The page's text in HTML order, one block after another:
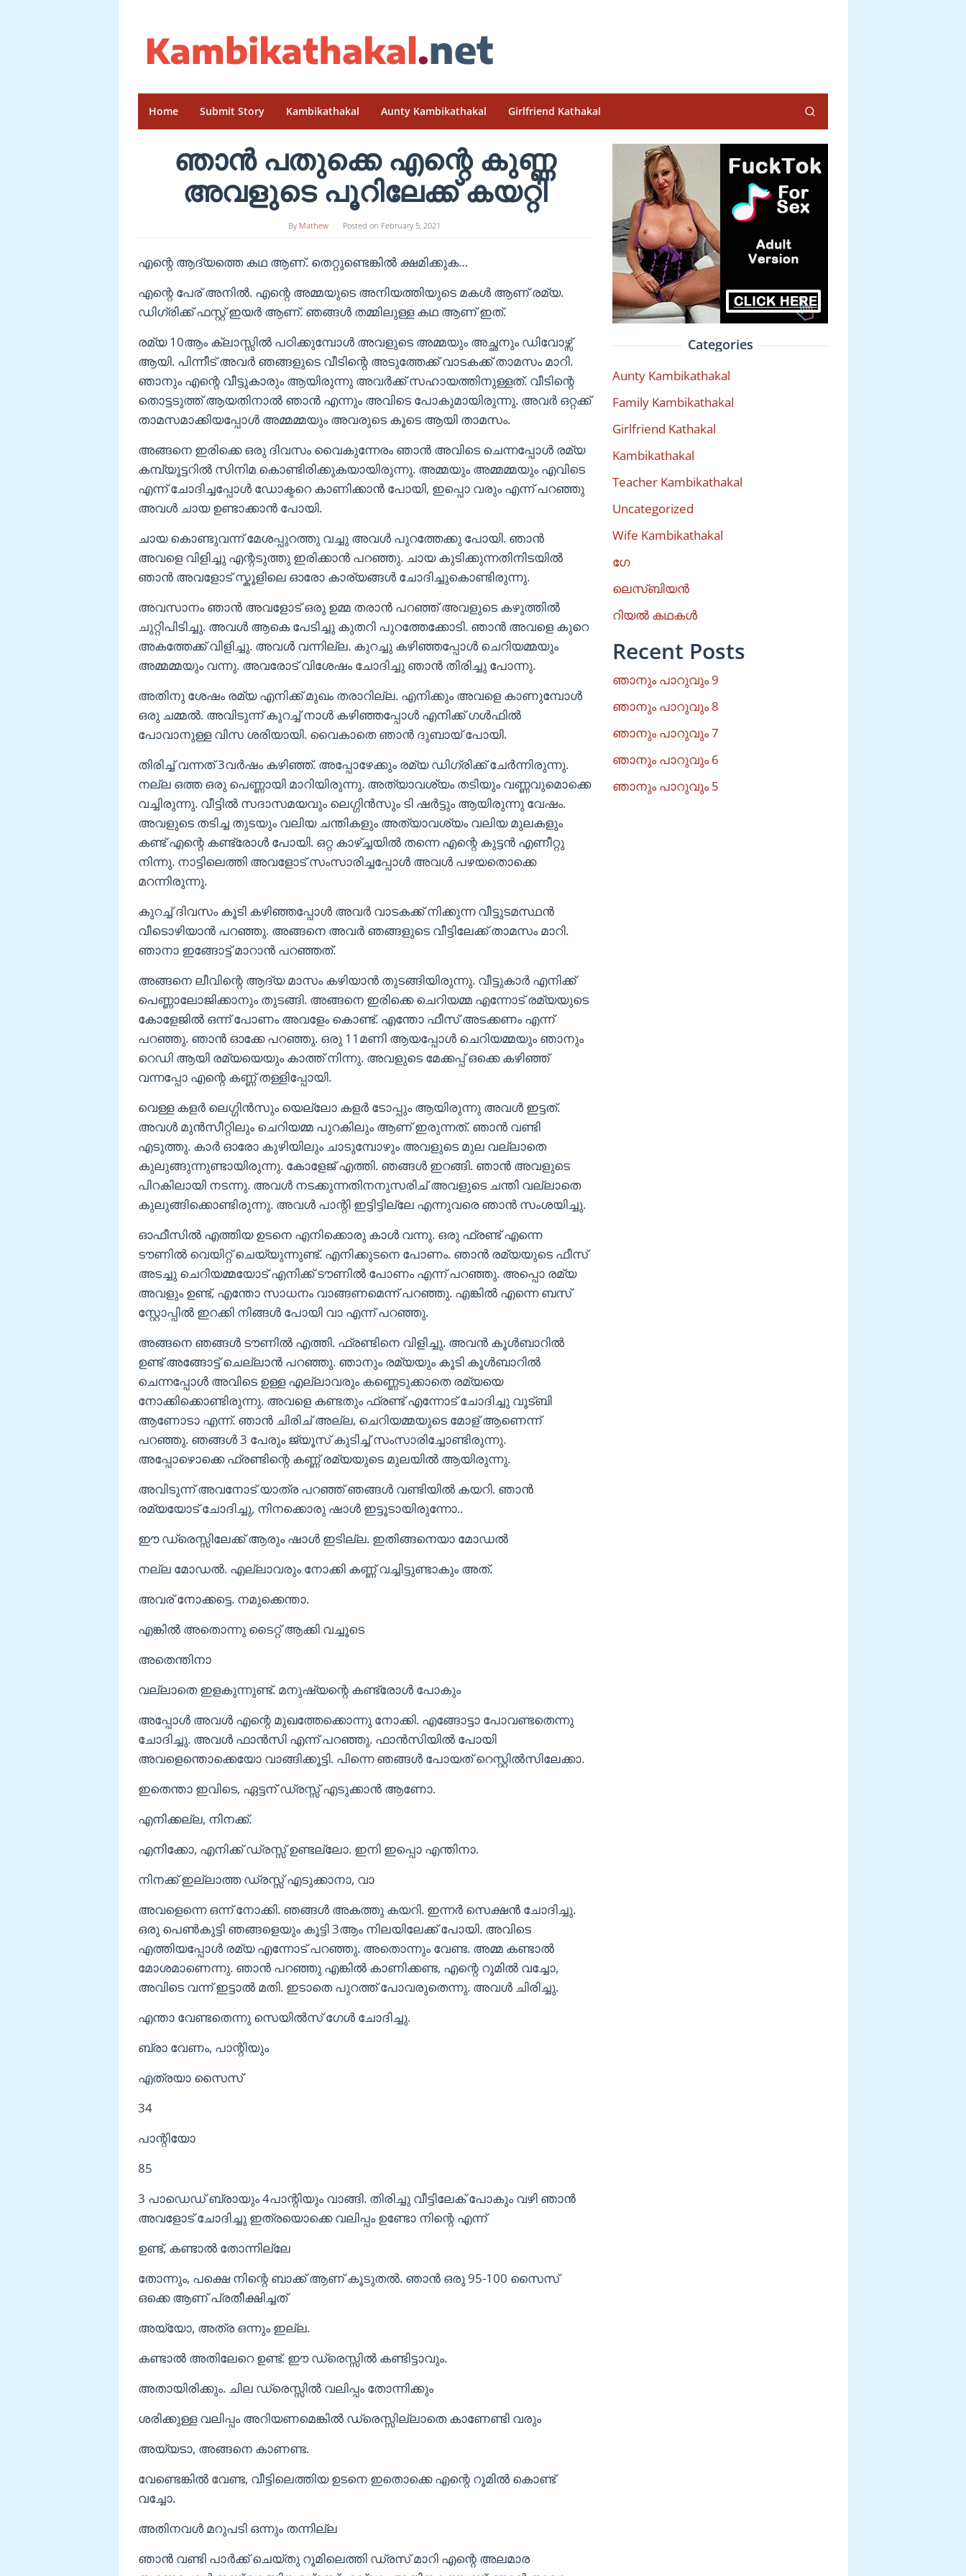
content
Home Submit Story Kambikathakal Aunty Kambikathakal Girlfriend Kathakal
ഞാൻ പതുക്കെ എന്റെ കുണ്ണ
അവളുടെ പൂറിലേക്ക് കയറ്റി
By Mathew Posted on February 5, 2021
എന്റെ ആദ്യത്തെ കഥ ആണ്. തെറ്റുണ്ടെങ്കിൽ ക്ഷമിക്കുക…
എന്റെ പേര് അനിൽ. എന്റെ അമ്മയുടെ അനിയത്തിയുടെ മകൾ ആണ് രമ്യ.
ഡിഗ്രിക്ക് ഫസ്റ്റ് ഇയർ ആണ്. ഞങ്ങൾ തമ്മിലുള്ള കഥ ആണ് ഇത്.
രമ്യ 10ആം ക്ലാസ്സിൽ പഠിക്കുമ്പോൾ അവളുടെ അമ്മയും അച്ഛനും ഡിവോഴ്സ്
ആയി. പിന്നീട് അവർ ഞങ്ങളുടെ വീടിന്റെ അടുത്തേക്ക് വാടകക്ക് താമസം മാറി.
ഞാനും എന്റെ വീട്ടുകാരും ആയിരുന്നു അവർക്ക് സഹായത്തിനുള്ളത്. വീടിന്റെ
തൊട്ടടുത്ത് ആയതിനാൽ ഞാൻ എന്നും അവിടെ പോകുമായിരുന്നു. അവർ ഒറ്റക്ക്
താമസമാക്കിയപ്പോൾ അമ്മമ്മയും അവരുടെ കൂടെ ആയി താമസം.
അങ്ങനെ ഇരിക്കെ ഒരു ദിവസം വൈകുന്നേരം ഞാൻ അവിടെ ചെന്നപ്പോൾ രമ്യ
കമ്പ്യൂട്ടറിൽ സിനിമ കൊണ്ടിരിക്കുകയായിരുന്നു. അമ്മയും അമ്മമ്മയും എവിടെ
എന്ന് ചോദിച്ചപ്പോൾ ഡോക്ടറെ കാണിക്കാൻ പോയി, ഇപ്പൊ വരും എന്ന് പറഞ്ഞു
അവൾ ചായ ഉണ്ടാക്കാൻ പോയി.
ചായ കൊണ്ടുവന്ന് മേശപ്പുറത്തു വച്ചു അവൾ പുറത്തേക്കു പോയി. ഞാൻ
അവളെ വിളിച്ചു എന്റടുത്തു ഇരിക്കാൻ പറഞ്ഞു. ചായ കുടിക്കുന്നതിനിടയിൽ
ഞാൻ അവളോട്‌ സ്കൂളിലെ ഓരോ കാര്യങ്ങൾ ചോദിച്ചുകൊണ്ടിരുന്നു.
അവസാനം ഞാൻ അവളോട്‌ ഒരു ഉമ്മ തരാൻ പറഞ്ഞ് അവളുടെ കഴുത്തിൽ
ചുറ്റിപിടിച്ചു. അവൾ ആകെ പേടിച്ചു കുതറി പുറത്തേക്കോടി. ഞാൻ അവളെ കുറെ
അകത്തേക്ക് വിളിച്ചു. അവൾ വന്നില്ല. കുറച്ചു കഴിഞ്ഞപ്പോൾ ചെറിയമ്മയും
അമ്മമ്മയും വന്നു. അവരോട് വിശേഷം ചോദിച്ചു ഞാൻ തിരിച്ചു പോന്നു.
അതിനു ശേഷം രമ്യ എനിക്ക് മുഖം തരാറില്ല. എനിക്കും അവളെ കാണുമ്പോൾ
ഒരു ചമ്മൽ. അവിടുന്ന് കുറച്ച് നാൾ കഴിഞ്ഞപ്പോൾ എനിക്ക് ഗൾഫിൽ
പോവാനുള്ള വിസ ശരിയായി. വൈകാതെ ഞാൻ ദുബായ് പോയി.
തിരിച്ച് വന്നത് 3വർഷം കഴിഞ്ഞ്. അപ്പോഴേക്കും രമ്യ ഡിഗ്രിക്ക് ചേർന്നിരുന്നു.
നല്ല ഒത്ത ഒരു പെണ്ണായി മാറിയിരുന്നു. അത്യാവശ്യം തടിയും വണ്ണവുമൊക്കെ
വച്ചിരുന്നു. വീട്ടിൽ സദാസമയവും ലെഗ്ഗിൻസും ടി ഷർട്ടും ആയിരുന്നു വേഷം.
അവളുടെ തടിച്ച തുടയും വലിയ ചന്തികളും അത്യാവശ്യം വലിയ മുലകളും
കണ്ട് എന്റെ കണ്ട്രോൾ പോയി. ഒറ്റ കാഴ്ച്ചയിൽ തന്നെ എന്റെ കുട്ടൻ എണീറ്റു
നിന്നു. നാട്ടിലെത്തി അവളോട്‌ സംസാരിച്ചപ്പോൾ അവൾ പഴയതൊക്കെ
മറന്നിരുന്നു.
കുറച്ച് ദിവസം കൂടി കഴിഞ്ഞപ്പോൾ അവർ വാടകക്ക് നിക്കുന്ന വീട്ടുടമസ്ഥൻ
വീടൊഴിയാൻ പറഞ്ഞു. അങ്ങനെ അവർ ഞങ്ങളുടെ വീട്ടിലേക്ക് താമസം മാറി.
ഞാനാ ഇങ്ങോട്ട് മാറാൻ പറഞ്ഞത്.
അങ്ങനെ ലീവിന്റെ ആദ്യ മാസം കഴിയാൻ തുടങ്ങിയിരുന്നു. വീട്ടുകാർ എനിക്ക്
പെണ്ണാലോജിക്കാനും തുടങ്ങി. അങ്ങനെ ഇരിക്കെ ചെറിയമ്മ എന്നോട് രമ്യയുടെ
കോളേജിൽ ഒന്ന് പോണം അവളേം കൊണ്ട്. എന്തോ ഫീസ് അടക്കണം എന്ന്
പറഞ്ഞു. ഞാൻ ഓക്കേ പറഞ്ഞു. ഒരു 11മണി ആയപ്പോൾ ചെറിയമ്മയും ഞാനും
റെഡി ആയി രമ്യയെയും കാത്ത് നിന്നു. അവളുടെ മേക്കപ്പ് ഒക്കെ കഴിഞ്ഞ്
വന്നപ്പോ എന്റെ കണ്ണ് തള്ളിപ്പോയി.
വെള്ള കളർ ലെഗ്ഗിൻസും യെല്ലോ കളർ ടോപ്പും ആയിരുന്നു അവൾ ഇട്ടത്.
അവൾ മുൻസീറ്റിലും ചെറിയമ്മ പുറകിലും ആണ് ഇരുന്നത്. ഞാൻ വണ്ടി
എടുത്തു. കാർ ഓരോ കുഴിയിലും ചാടുമ്പോഴും അവളുടെ മുല വല്ലാതെ
കുലുങ്ങുന്നുണ്ടായിരുന്നു. കോളേജ് എത്തി. ഞങ്ങൾ ഇറങ്ങി. ഞാൻ അവളുടെ
പിറകിലായി നടന്നു. അവൾ നടക്കുന്നതിനനുസരിച് അവളുടെ ചന്തി വല്ലാതെ
കുലുങ്ങിക്കൊണ്ടിരുന്നു. അവൾ പാന്റി ഇട്ടിട്ടില്ലേ എന്നുവരെ ഞാൻ സംശയിച്ചു.
ഓഫീസിൽ എത്തിയ ഉടനെ എനിക്കൊരു കാൾ വന്നു. ഒരു ഫ്രണ്ട് എന്നെ
ടൗണിൽ വെയിറ്റ് ചെയ്യുന്നുണ്ട്. എനിക്കുടനെ പോണം. ഞാൻ രമ്യയുടെ ഫീസ്
അടച്ചു ചെറിയമ്മയോട് എനിക്ക് ടൗണിൽ പോണം എന്ന് പറഞ്ഞു. അപ്പൊ രമ്യ
അവളും ഉണ്ട്, എന്തോ സാധനം വാങ്ങണമെന്ന് പറഞ്ഞു. എങ്കിൽ എന്നെ ബസ്‌
സ്റ്റോപ്പിൽ ഇറക്കി നിങ്ങൾ പോയി വാ എന്ന് പറഞ്ഞു.
അങ്ങനെ ഞങ്ങൾ ടൗണിൽ എത്തി. ഫ്രണ്ടിനെ വിളിച്ചു. അവൻ കൂൾബാറിൽ
ഉണ്ട് അങ്ങോട്ട്‌ ചെല്ലാൻ പറഞ്ഞു. ഞാനും രമ്യയും കൂടി കൂൾബാറിൽ
ചെന്നപ്പോൾ അവിടെ ഉള്ള എല്ലാവരും കണ്ണെടുക്കാതെ രമ്യയെ
നോക്കിക്കൊണ്ടിരുന്നു. അവളെ കണ്ടതും ഫ്രണ്ട് എന്നോട് ചോദിച്ചു വൂട്ബി
ആണോടാ എന്ന്. ഞാൻ ചിരിച് അല്ല, ചെറിയമ്മയുടെ മോള് ആണെന്ന്
പറഞ്ഞു. ഞങ്ങൾ 3 പേരും ജ്യൂസ്‌ കുടിച്ച് സംസാരിച്ചോണ്ടിരുന്നു.
അപ്പോഴൊക്കെ ഫ്രണ്ടിന്റെ കണ്ണ് രമ്യയുടെ മുലയിൽ ആയിരുന്നു.
അവിടുന്ന് അവനോട് യാത്ര പറഞ്ഞ് ഞങ്ങൾ വണ്ടിയിൽ കയറി. ഞാൻ
രമ്യയോട് ചോദിച്ചു, നിനക്കൊരു ഷാൾ ഇട്ടൂടായിരുന്നോ..
ഈ ഡ്രെസ്സിലേക്ക് ആരും ഷാൾ ഇടില്ല. ഇതിങ്ങനെയാ മോഡൽ
നല്ല മോഡൽ. എല്ലാവരും നോക്കി കണ്ണ് വച്ചിട്ടുണ്ടാകും അത്‌.
അവര് നോക്കട്ടെ. നമുക്കെന്താ.
എങ്കിൽ അതൊന്നു ടൈറ്റ് ആക്കി വച്ചൂടെ
അതെന്തിനാ
വല്ലാതെ ഇളകുന്നുണ്ട്. മനുഷ്യന്റെ കണ്ട്രോൾ പോകും
അപ്പോൾ അവൾ എന്റെ മുഖത്തേക്കൊന്നു നോക്കി. എങ്ങോട്ടാ പോവണ്ടതെന്നു
ചോദിച്ചു. അവൾ ഫാൻസി എന്ന് പറഞ്ഞു. ഫാൻസിയിൽ പോയി
അവളെന്തൊക്കെയോ വാങ്ങിക്കൂട്ടി. പിന്നെ ഞങ്ങൾ പോയത് റെസ്റ്റിൽസിലേക്കാ.
ഇതെന്താ ഇവിടെ, ഏട്ടന് ഡ്രസ്സ്‌ എടുക്കാൻ ആണോ.
എനിക്കല്ല, നിനക്ക്.
എനിക്കോ, എനിക്ക് ഡ്രസ്സ്‌ ഉണ്ടല്ലോ. ഇനി ഇപ്പൊ എന്തിനാ.
നിനക്ക് ഇല്ലാത്ത ഡ്രസ്സ്‌ എടുക്കാനാ, വാ
അവളെന്നെ ഒന്ന് നോക്കി. ഞങ്ങൾ അകത്തു കയറി. ഇന്നർ സെക്ഷൻ ചോദിച്ചു.
ഒരു പെൺകുട്ടി ഞങ്ങളെയും കൂട്ടി 3ആം നിലയിലേക്ക് പോയി. അവിടെ
എത്തിയപ്പോൾ രമ്യ എന്നോട് പറഞ്ഞു. അതൊന്നും വേണ്ട. അമ്മ കണ്ടാൽ
മോശമാണെന്നു. ഞാൻ പറഞ്ഞു എങ്കിൽ കാണിക്കണ്ട, എന്റെ റൂമിൽ വച്ചോ,
അവിടെ വന്ന് ഇട്ടാൽ മതി. ഇടാതെ പുറത്ത് പോവരുതെന്നു. അവൾ ചിരിച്ചു.
എന്താ വേണ്ടതെന്നു സെയിൽസ് ഗേൾ ചോദിച്ചു.
ബ്രാ വേണം, പാന്റിയും
എത്രയാ സൈസ്
34
പാന്റിയോ
85
3 പാഡെഡ് ബ്രായും 4പാന്റിയും വാങ്ങി. തിരിച്ചു വീട്ടിലേക് പോകും വഴി ഞാൻ
അവളോട്‌ ചോദിച്ചു ഇത്രയൊക്കെ വലിപ്പം ഉണ്ടോ നിന്റെ എന്ന്
ഉണ്ട്, കണ്ടാൽ തോന്നില്ലേ
തോന്നും, പക്ഷെ നിന്റെ ബാക്ക് ആണ് കൂടുതൽ. ഞാൻ ഒരു 95-100 സൈസ്
ഒക്കെ ആണ് പ്രതീക്ഷിച്ചത്
അയ്യോ, അത്ര ഒന്നും ഇല്ല.
കണ്ടാൽ അതിലേറെ ഉണ്ട്. ഈ ഡ്രെസ്സിൽ കണ്ടിട്ടാവും.
അതായിരിക്കും. ചില ഡ്രെസ്സിൽ വലിപ്പം തോന്നിക്കും
ശരിക്കുള്ള വലിപ്പം അറിയണമെങ്കിൽ ഡ്രെസ്സില്ലാതെ കാണേണ്ടി വരും
അയ്യടാ, അങ്ങനെ കാണണ്ട.
വേണ്ടെങ്കിൽ വേണ്ട, വീട്ടിലെത്തിയ ഉടനെ ഇതൊക്കെ എന്റെ റൂമിൽ കൊണ്ട്
വച്ചോ.
അതിനവൾ മറുപടി ഒന്നും തന്നില്ല
ഞാൻ വണ്ടി പാർക്ക്‌ ചെയ്തു റൂമിലെത്തി ഡ്രസ് മാറി എന്റെ അലമാര
Categories
Aunty Kambikathakal
Family Kambikathakal
Girlfriend Kathakal
Kambikathakal
Teacher Kambikathakal
Uncategorized
Wife Kambikathakal
ഗേ
ലെസ്ബിയൻ
റിയൽ കഥകൾ
Recent Posts
ഞാനും പാറുവും 9
ഞാനും പാറുവും 8
ഞാനും പാറുവും 7
ഞാനും പാറുവും 6
ഞാനും പാറുവും 5